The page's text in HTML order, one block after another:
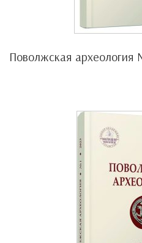
Поволжская